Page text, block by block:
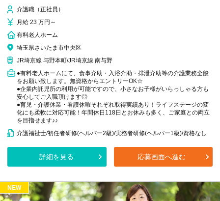
介護職（正社員）
月給 23 万円～
有料老人ホーム
埼玉県さいたま市中央区
JR埼京線 与野本町/JR埼京線 南与野
●有料老人ホームにて、食事介助・入浴介助・排泄介助等の介護業務全般
をお願い致します。無資格からエントリーOK☆
●企業内託児所の利用が可能ですので、小さなお子様がいらっしゃる方も
安心してご入職頂けます◎
●育児・介護休業・看護休暇それぞれ取得実績あり！ライフステージの変
化にも柔軟に対応可能！年間休日118日とお休みも多く、ご家庭との両立
を目指せます♪♪
介護福祉士/初任者研修(ヘルパー2級)/実務者研修(ヘルパー1級)/資格なし
詳細を見る 応募画面へ進む
NEW